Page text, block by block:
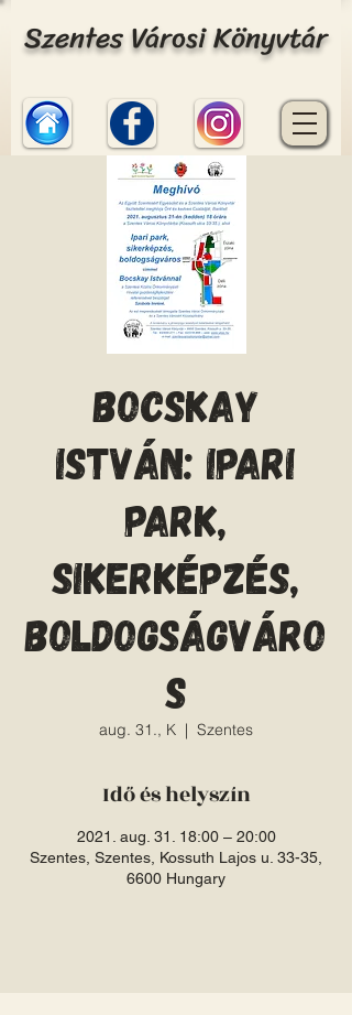
Szentes Városi Könyvtár
Bocskay
István: Ipari
park,
sikerképzés,
boldogságváro
s
aug. 31., K
  |
Szentes
Idő és helyszín
2021. aug. 31. 18:00 – 20:00
Szentes, Szentes, Kossuth Lajos u. 33-35,
6600 Hungary